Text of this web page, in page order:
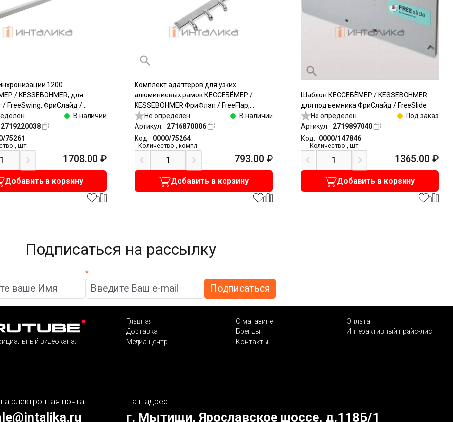
1200
/ KESSEBOHMER, для
/ FreeSwing, ФриСлайд /
В наличии
2719220038
75261
,шт
1708.00 ₽
Добавить в корзину
Комплект адаптеров для узких
алюминиевых рамок КЕССЕБЁМЕР /
KESSEBOHMER ФриФлэп / FreeFlap,
ФриСвинг / FreeSwing, ФриСлайд /
FreeSlide, 20мм, никель
Не определен
В наличии
Артикул:
2716870006
Код:
0000/75264
Количество ,компл
793.00 ₽
Добавить в корзину
Шаблон КЕССЕБЁМЕР / KESSEBOHMER
для подъемника ФриСлайд / FreeSlide
Не определен
Под заказ
Артикул:
2719897040
Код:
0000/147846
Количество ,шт
1365.00 ₽
Добавить в корзину
Подписаться на рассылку
*
видеоканал
Главная О магазине
Оплата
Доставка
Бренды
Интерактивный прайс-лист
Медиа-центр
Контакты
электронная почта Наш адрес
г. Мытищи, Ярославское шоссе, д.118Б/1